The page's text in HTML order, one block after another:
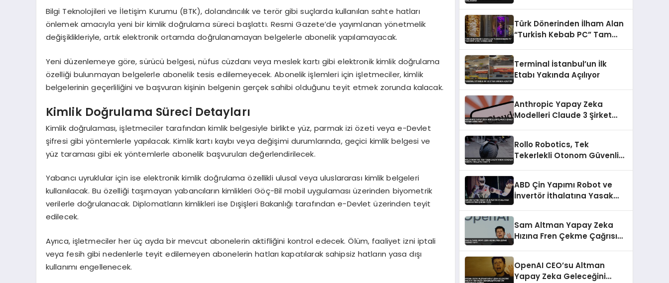
Bilgi Teknolojileri ve İletişim Kurumu (BTK), dolandırıcılık ve terör gibi suçlarda kullanılan sahte hatları
önlemek amacıyla yeni bir kimlik doğrulama süreci başlattı. Resmi Gazete’de yayımlanan yönetmelik
değişiklikleriyle, artık elektronik ortamda doğrulanamayan belgelerle abonelik yapılamayacak.
Yeni düzenlemeye göre, sürücü belgesi, nüfus cüzdanı veya meslek kartı gibi elektronik kimlik doğrulama
özelliği bulunmayan belgelerle abonelik tesis edilemeyecek. Abonelik işlemleri için işletmeciler, kimlik
belgelerinin geçerliliğini ve başvuran kişinin belgenin gerçek sahibi olduğunu teyit etmek zorunda kalacak.
Kimlik Doğrulama Süreci Detayları
Kimlik doğrulaması, işletmeciler tarafından kimlik belgesiyle birlikte yüz, parmak izi özeti veya e-Devlet
şifresi gibi yöntemlerle yapılacak. Kimlik kartı kaybı veya değişimi durumlarında, geçici kimlik belgesi ve
yüz taraması gibi ek yöntemlerle abonelik başvuruları değerlendirilecek.
Yabancı uyruklular için ise elektronik kimlik doğrulama özellikli ulusal veya uluslararası kimlik belgeleri
kullanılacak. Bu özelliği taşımayan yabancıların kimlikleri Göç-Bil mobil uygulaması üzerinden biyometrik
verilerle doğrulanacak. Diplomatların kimlikleri ise Dışişleri Bakanlığı tarafından e-Devlet üzerinden teyit
edilecek.
Ayrıca, işletmeciler her üç ayda bir mevcut abonelerin aktifliğini kontrol edecek. Ölüm, faaliyet izni iptali
veya fesih gibi nedenlerle teyit edilemeyen abonelerin hatları kapatılarak sahipsiz hatların yasa dışı
kullanımı engellenecek.
Türk Dönerinden İlham Alan
“Turkish Kebab PC” Tam
Terminal İstanbul’un İlk
Etabı Yakında Açılıyor
Anthropic Yapay Zeka
Modelleri Claude 3 Şirket
Rollo Robotics, Tek
Tekerlekli Otonom Güvenlik
ABD Çin Yapımı Robot ve
İnvertör İthalatına Yasak
Sam Altman Yapay Zeka
Hızına Fren Çekme Çağrısı
OpenAI CEO’su Altman
Yapay Zeka Geleceğini